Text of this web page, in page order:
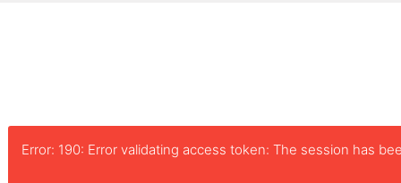
Error: 190: Error validating access token: The session has